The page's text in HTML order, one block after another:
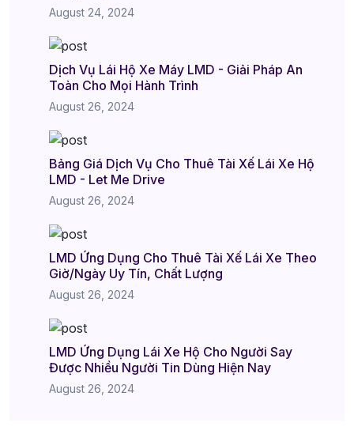
August 24, 2024
Dịch Vụ Lái Hộ Xe Máy LMD - Giải Pháp An
Toàn Cho Mọi Hành Trình
August 26, 2024
Bảng Giá Dịch Vụ Cho Thuê Tài Xế Lái Xe Hộ
LMD - Let Me Drive
August 26, 2024
LMD Ứng Dụng Cho Thuê Tài Xế Lái Xe Theo
Giờ/Ngày Uy Tín, Chất Lượng
August 26, 2024
LMD Ứng Dụng Lái Xe Hộ Cho Người Say
Được Nhiều Người Tin Dùng Hiện Nay
August 26, 2024